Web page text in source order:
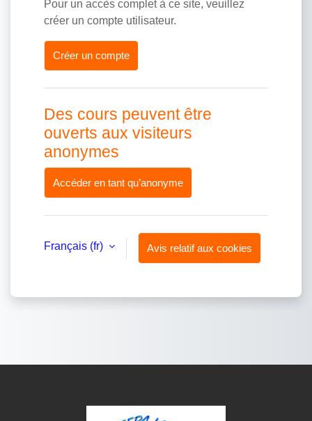
Pour un accès complet à ce site, veuillez
créer un compte utilisateur.
Créer un compte
Des cours peuvent être
ouverts aux visiteurs
anonymes
Accéder en tant qu’anonyme
Français ‎(fr)‎ Avis relatif aux cookies